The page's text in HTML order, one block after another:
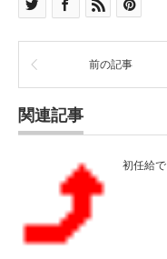
前の記事
関連記事
初任給で